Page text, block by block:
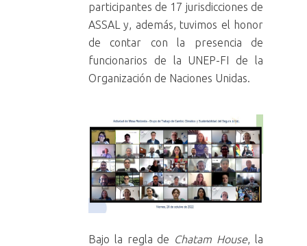
participantes de 17 jurisdicciones de
ASSAL y, además, tuvimos el honor
de contar con la presencia de
funcionarios de la UNEP-FI de la
Organización de Naciones Unidas.
Bajo la regla de Chatam House, la